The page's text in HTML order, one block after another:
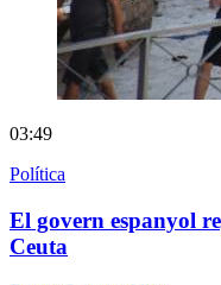
03:49
Política
El govern espanyol
Ceuta